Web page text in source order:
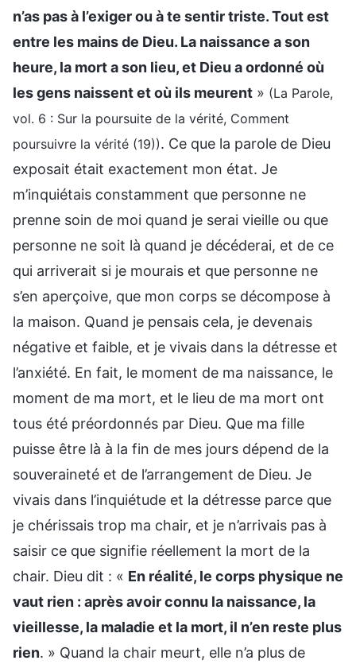
n’as pas à l’exiger ou à te sentir triste. Tout est
entre les mains de Dieu. La naissance a son
heure, la mort a son lieu, et Dieu a ordonné où
les gens naissent et où ils meurent » (La Parole,
vol. 6 : Sur la poursuite de la vérité, Comment
poursuivre la vérité (19)). Ce que la parole de Dieu
exposait était exactement mon état. Je
m’inquiétais constamment que personne ne
prenne soin de moi quand je serai vieille ou que
personne ne soit là quand je décéderai, et de ce
qui arriverait si je mourais et que personne ne
s’en aperçoive, que mon corps se décompose à
la maison. Quand je pensais cela, je devenais
négative et faible, et je vivais dans la détresse et
l’anxiété. En fait, le moment de ma naissance, le
moment de ma mort, et le lieu de ma mort ont
tous été préordonnés par Dieu. Que ma fille
puisse être là à la fin de mes jours dépend de la
souveraineté et de l’arrangement de Dieu. Je
vivais dans l’inquiétude et la détresse parce que
je chérissais trop ma chair, et je n’arrivais pas à
saisir ce que signifie réellement la mort de la
chair. Dieu dit : « En réalité, le corps physique ne
vaut rien : après avoir connu la naissance, la
vieillesse, la maladie et la mort, il n’en reste plus
rien. » Quand la chair meurt, elle n’a plus de